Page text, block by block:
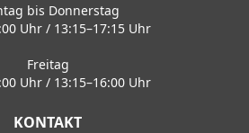
bis Donnerstag
Uhr / 13:15–17:15 Uhr
Freitag
Uhr / 13:15–16:00 Uhr
KONTAKT